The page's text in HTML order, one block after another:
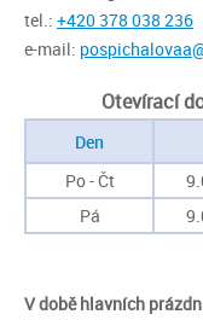
tel.: +420 378 038 236
e-mail:
Otevírací
Den
Po - Čt
Pá
V době hlavních